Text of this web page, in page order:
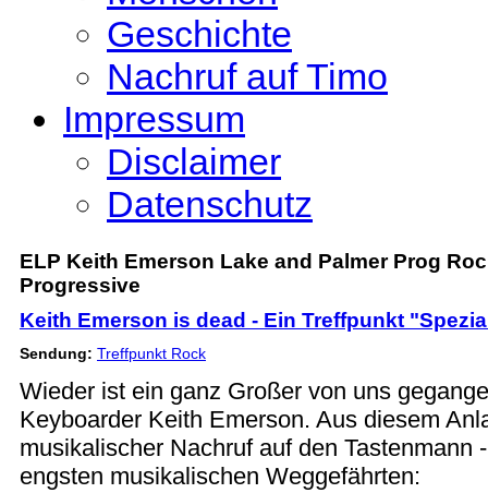
Geschichte
Nachruf auf Timo
Impressum
Disclaimer
Datenschutz
ELP Keith Emerson Lake and Palmer Prog
Progressive
Keith Emerson is dead - Ein Treffpunkt
Sendung: Treffpunkt Rock
Wieder ist ein ganz Großer von uns
Keyboarder Keith Emerson. Aus diesem
musikalischer Nachruf auf den Tastenmann
engsten musikalischen Weggefährten: